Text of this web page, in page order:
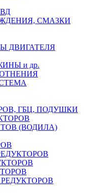
СМАЗКИ
ДВИГАТЕЛЯ
и др.
ГБЦ, ПОДУШКИ
(ВОДИЛА)